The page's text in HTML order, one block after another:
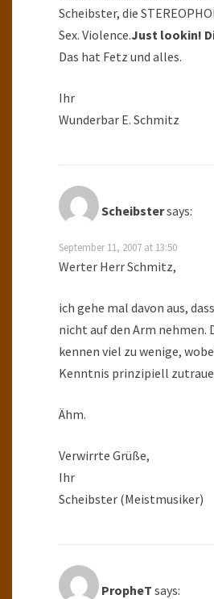
Scheibster, die
Sex. Violence.Just lookin!
Das hat Fetz und alles.
Ihr
Wunderbar E. Schmitz
Scheibstersays:
September 11, 2007 at 13:50
Werter Herr Schmitz,
ich gehe mal davon aus,
nicht auf den Arm nehmen.
kennen viel zu wenige,
Kenntnis prinzipiell
Ähm.
Verwirrte Grüße,
Ihr
Scheibster (Meistmusiker)
PropheT says: